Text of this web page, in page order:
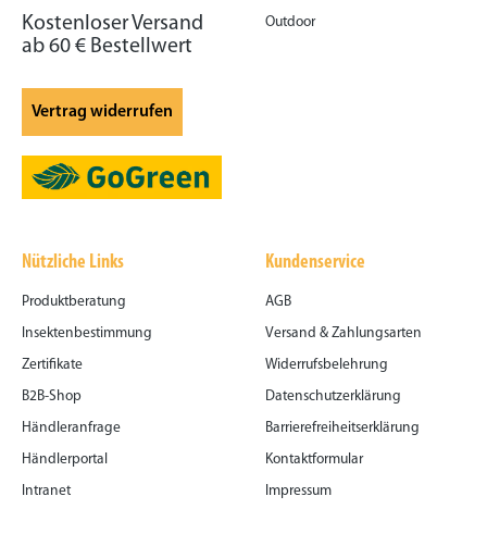
Kostenloser Versand
ab 60 € Bestellwert
Vertrag widerrufen
Outdoor
Nützliche Links
Produktberatung
Insektenbestimmung
Zertifikate
B2B-Shop
Händleranfrage
Händlerportal
Intranet
Kundenservice
AGB
Versand & Zahlungsarten
Widerrufsbelehrung
Datenschutzerklärung
Barrierefreiheitserklärung
Kontaktformular
Impressum